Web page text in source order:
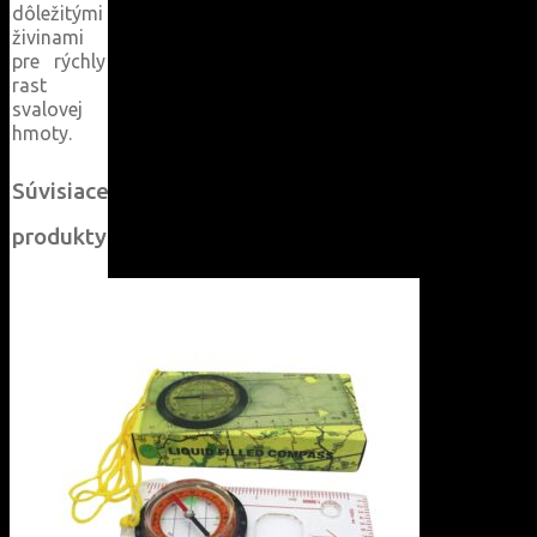
dôležitými
živinami
pre rýchly
rast
svalovej
hmoty.
Súvisiace
produkty